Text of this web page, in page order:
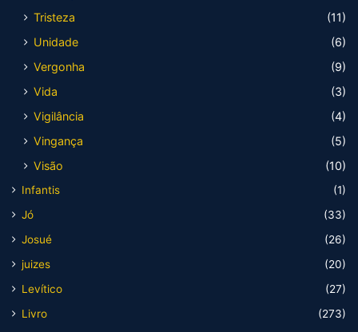
Tristeza
(11)
Unidade
(6)
Vergonha
(9)
Vida
(3)
Vigilância
(4)
Vingança
(5)
Visão
(10)
Infantis
(1)
Jó
(33)
Josué
(26)
juizes
(20)
Levítico
(27)
Livro
(273)